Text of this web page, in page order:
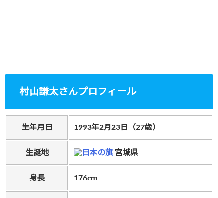
村山謙太さんプロフィール
生年月日 1993年2月23日（27歳）
生誕地 宮城県
身長 176cm